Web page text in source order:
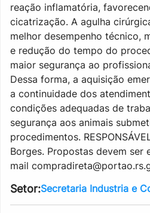
reação inflamatória,
cicatrização. A agulha
melhor desempenho técnico,
e redução do tempo do
maior segurança ao
Dessa forma, a aquisição
a continuidade dos
condições adequadas de
segurança aos animais
procedimentos.
Borges. Propostas devem ser
mail
Setor:Secretaria Industria e